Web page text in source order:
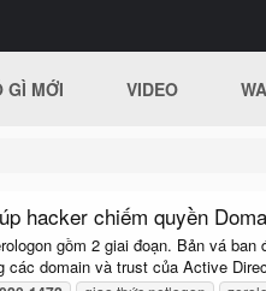
GÌ MỚI VIDEO
hacker chiếm quyền
gồm 2 giai đoạn. Bản vá
domain và trust của Active